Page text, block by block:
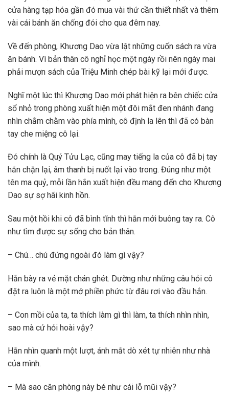
cửa hàng tạp hóa gần đó mua vài thứ cần thiết nhất và thêm
vài cái bánh ăn chống đói cho qua đêm nay.
Về đến phòng, Khương Dao vừa lật những cuốn sách ra vừa
ăn bánh. Vì bản thân cô nghỉ học một ngày rồi nên ngày mai
phải mượn sách của Triệu Minh chép bài kỹ lại mới được.
Nghĩ một lúc thì Khương Dao mới phát hiện ra bên chiếc cửa
sổ nhỏ trong phòng xuất hiện một đôi mắt đen nhánh đang
nhìn chằm chằm vào phía mình, cô định la lên thì đã có bàn
tay che miệng cô lại.
Đó chính là Quý Tửu Lạc, cũng may tiếng la của cô đã bị tay
hắn chặn lại, âm thanh bị nuốt lại vào trong. Đúng như một
tên ma quỷ, mỗi lần hắn xuất hiện đều mang đến cho Khương
Dao sự sợ hãi kinh hồn.
Sau một hồi khi cô đã bình tĩnh thì hắn mới buông tay ra. Cô
như tìm được sự sống cho bản thân.
– Chú… chú đứng ngoài đó làm gì vậy?
Hắn bày ra vẻ mặt chán ghét. Dường như những câu hỏi cô
đặt ra luôn là một mớ phiền phức từ đâu rơi vào đầu hắn.
– Con mồi của ta, ta thích làm gì thì làm, ta thích nhìn nhìn,
sao mà cứ hỏi hoài vậy?
Hắn nhìn quanh một lượt, ánh mắt dò xét tự nhiên như nhà
của mình.
– Mà sao căn phòng này bé như cái lỗ mũi vậy?